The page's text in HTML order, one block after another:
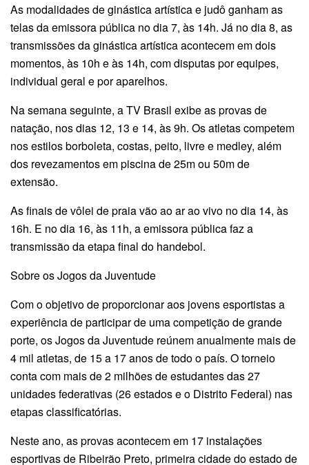
As modalidades de ginástica artística e judô ganham as
telas da emissora pública no dia 7, às 14h. Já no dia 8, as
transmissões da ginástica artística acontecem em dois
momentos, às 10h e às 14h, com disputas por equipes,
individual geral e por aparelhos.
Na semana seguinte, a TV Brasil exibe as provas de
natação, nos dias 12, 13 e 14, às 9h. Os atletas competem
nos estilos borboleta, costas, peito, livre e medley, além
dos revezamentos em piscina de 25m ou 50m de
extensão.
As finais de vôlei de praia vão ao ar ao vivo no dia 14, às
16h. E no dia 16, às 11h, a emissora pública faz a
transmissão da etapa final do handebol.
Sobre os Jogos da Juventude
Com o objetivo de proporcionar aos jovens esportistas a
experiência de participar de uma competição de grande
porte, os Jogos da Juventude reúnem anualmente mais de
4 mil atletas, de 15 a 17 anos de todo o país. O torneio
conta com mais de 2 milhões de estudantes das 27
unidades federativas (26 estados e o Distrito Federal) nas
etapas classificatórias.
Neste ano, as provas acontecem em 17 instalações
esportivas de Ribeirão Preto, primeira cidade do estado de